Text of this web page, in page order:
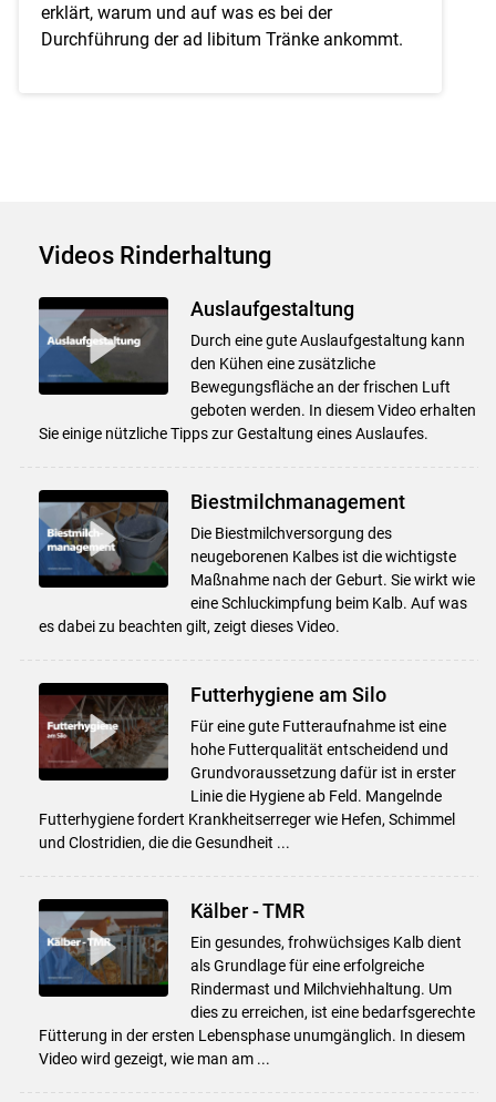
erklärt, warum und auf was es bei der
Durchführung der ad libitum Tränke ankommt.
Videos Rinderhaltung
Auslaufgestaltung
Durch eine gute Auslaufgestaltung kann
den Kühen eine zusätzliche
Bewegungsfläche an der frischen Luft
geboten werden. In diesem Video erhalten
Sie einige nützliche Tipps zur Gestaltung eines Auslaufes.
Biestmilchmanagement
Die Biestmilchversorgung des
neugeborenen Kalbes ist die wichtigste
Maßnahme nach der Geburt. Sie wirkt wie
eine Schluckimpfung beim Kalb. Auf was
es dabei zu beachten gilt, zeigt dieses Video.
Futterhygiene am Silo
Für eine gute Futteraufnahme ist eine
hohe Futterqualität entscheidend und
Grundvoraussetzung dafür ist in erster
Linie die Hygiene ab Feld. Mangelnde
Futterhygiene fordert Krankheitserreger wie Hefen, Schimmel
und Clostridien, die die Gesundheit ...
Kälber - TMR
Ein gesundes, frohwüchsiges Kalb dient
als Grundlage für eine erfolgreiche
Rindermast und Milchviehhaltung. Um
dies zu erreichen, ist eine bedarfsgerechte
Fütterung in der ersten Lebensphase unumgänglich. In diesem
Video wird gezeigt, wie man am ...